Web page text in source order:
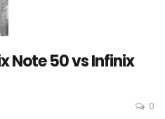
Note 50 vs Infinix
0